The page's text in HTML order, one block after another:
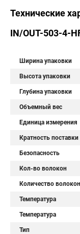
Технические
IN/OUT-503-4-
Ширина упаковки
Высота упаковки
Глубина упаковки
Объемный вес
Единица измерения
Кратность поставки
Безопасность
Кол-во волокон
Количество волокон
Температура
Температура
Тип